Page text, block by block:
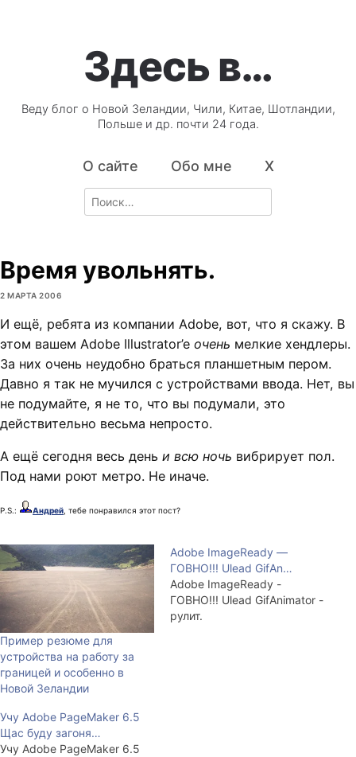
Здесь в…
Веду блог о Новой Зеландии, Чили, Китае, Шотландии,
Польше и др. почти 24 года.
О сайте Обо мне X
Search
for:
Время увольнять.
2 МАРТА 2006
И ещё, ребята из компании Adobe, вот, что я скажу. В
этом вашем Adobe Illustrator’e очень мелкие хендлеры.
За них очень неудобно браться планшетным пером.
Давно я так не мучился с устройствами ввода. Нет, вы
не подумайте, я не то, что вы подумали, это
действительно весьма непросто.
А ещё сегодня весь день и всю ночь вибрирует пол.
Под нами роют метро. Не иначе.
P.S.: Андрей , тебе понравился этот пост?
Пример резюме для
устройства на работу за
границей и особенно в
Новой Зеландии
Adobe ImageReady —
ГОВНО!!! Ulead GifAn…
Adobe ImageReady -
ГОВНО!!! Ulead GifAnimator -
рулит.
Учу Adobe PageMaker 6.5
Щас буду загоня…
Учу Adobe PageMaker 6.5